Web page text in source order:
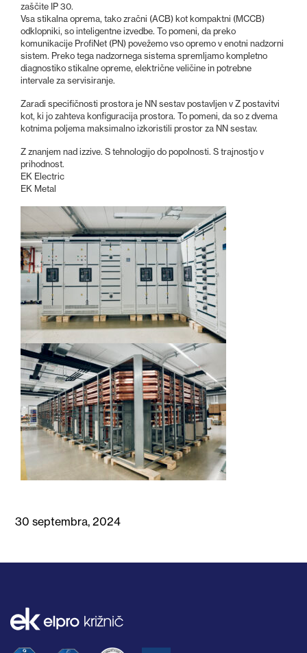
zaščite IP 30.
Vsa stikalna oprema, tako zračni (ACB) kot kompaktni (MCCB)
odklopniki, so inteligentne izvedbe. To pomeni, da preko
komunikacije ProfiNet (PN) povežemo vso opremo v enotni nadzorni
sistem. Preko tega nadzornega sistema spremljamo kompletno
diagnostiko stikalne opreme, električne veličine in potrebne
intervale za servisiranje.
Zaradi specifičnosti prostora je NN sestav postavljen v Z postavitvi
kot, ki jo zahteva konfiguracija prostora. To pomeni, da so z dvema
kotnima poljema maksimalno izkoristili prostor za NN sestav.
Z znanjem nad izzive. S tehnologijo do popolnosti. S trajnostjo v
prihodnost.
EK Electric
EK Metal
30 septembra, 2024